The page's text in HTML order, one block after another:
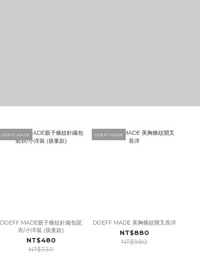
DOEFF MADE
DOEFF MADE親子條紋針織包屁
衣/小洋裝 (孩童款)
NT$480
NT$730
DOEFF MADE
DOEFF MADE 美胸條紋開叉長洋
NT$880
NT$980